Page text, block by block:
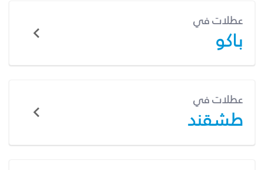
عطلات في
باكو
عطلات في
طشقند